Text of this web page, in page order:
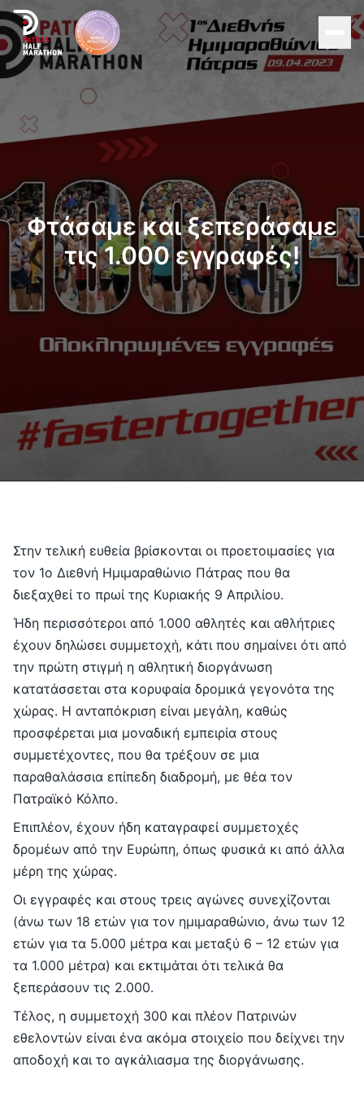
Διοργάνωση
Αγώνες
Υποστηρικτές
About Patras
Νέα
English
Φτάσαμε και ξεπεράσαμε
τις 1.000 εγγραφές!
Στην τελική ευθεία βρίσκονται οι προετοιμασίες για
τον 1ο ∆ιεθνή Ημιμαραθώνιο Πάτρας που θα
διεξαχθεί το πρωί της Κυριακής 9 Απριλίου.
Ήδη περισσότεροι από 1.000 αθλητές και αθλήτριες
έχουν δηλώσει συμμετοχή, κάτι που σημαίνει ότι από
την πρώτη στιγμή η αθλητική διοργάνωση
κατατάσσεται στα κορυφαία δρομικά γεγονότα της
χώρας. Η ανταπόκριση είναι μεγάλη, καθώς
προσφέρεται μια μοναδική εμπειρία στους
συμμετέχοντες, που θα τρέξουν σε μια
παραθαλάσσια επίπεδη διαδρομή, με θέα τον
Πατραϊκό Κόλπο.
Επιπλέον, έχουν ήδη καταγραφεί συμμετοχές
δρομέων από την Ευρώπη, όπως φυσικά κι από άλλα
μέρη της χώρας.
Οι εγγραφές και στους τρεις αγώνες συνεχίζονται
(άνω των 18 ετών για τον ημιμαραθώνιο, άνω των 12
ετών για τα 5.000 μέτρα και μεταξύ 6 – 12 ετών για
τα 1.000 μέτρα) και εκτιμάται ότι τελικά θα
ξεπεράσουν τις 2.000.
Τέλος, η συμμετοχή 300 και πλέον Πατρινών
εθελοντών είναι ένα ακόμα στοιχείο που δείχνει την
αποδοχή και το αγκάλιασμα της διοργάνωσης.